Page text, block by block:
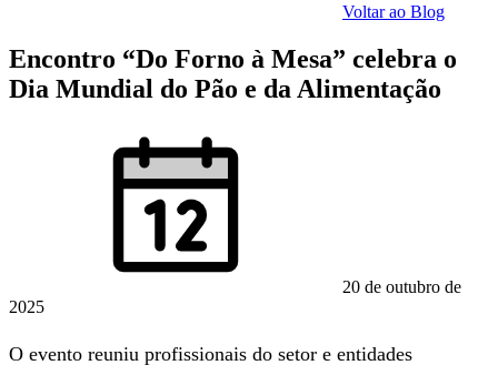
Voltar ao Blog
Encontro “Do Forno à Mesa” celebra o
Dia Mundial do Pão e da Alimentação
20 de outubro de
2025
O evento reuniu profissionais do setor e entidades